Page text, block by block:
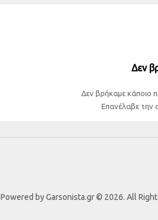
Δεν
Δεν βρήκαμε κάποιο
Επανέλαβε την
Powered by Garsonista.gr © 2026. All